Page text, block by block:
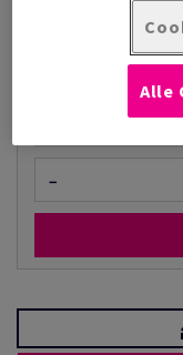
ARTIKEL IN
−
Alle